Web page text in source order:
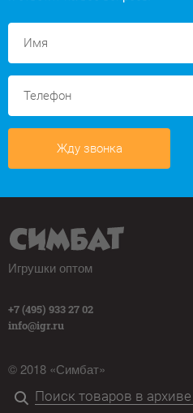
Жду звонка
Игрушки оптом
+7 (495) 933 27 02
info@igr.ru
© 2018 «Симбат»